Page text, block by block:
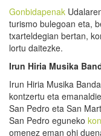
Gonbidapenak
turismo bulegoan eta,
txarteldegian bertan,
lortu daitezke.
Irun Hiria Musika
Irun Hiria Musika
kontzertu eta
San Pedro eta San
San Pedro eguneko
omenez eman ohi